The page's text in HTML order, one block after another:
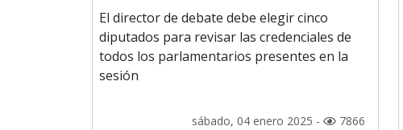
El director de debate debe elegir cinco
diputados para revisar las credenciales de
todos los parlamentarios presentes en la
sesión
sábado, 04 enero 2025 - 7866